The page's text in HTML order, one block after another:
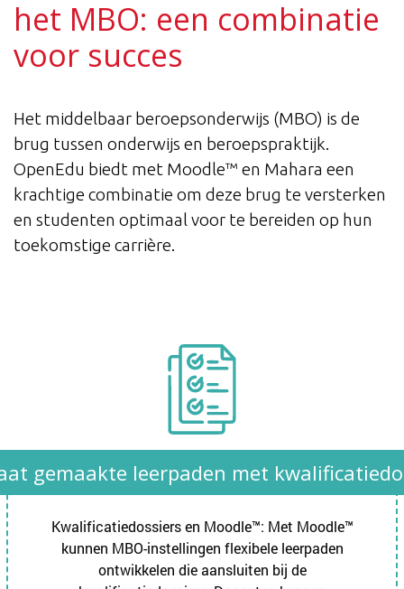
het MBO: een combinatie
voor succes ​
Het middelbaar beroepsonderwijs (MBO) is de
brug tussen onderwijs en beroepspraktijk.
OpenEdu biedt met Moodle™ en Mahara een
krachtige combinatie om deze brug te versterken
en studenten optimaal voor te bereiden op hun
toekomstige carrière.
gemaakte leerpaden met
Kwalificatiedossiers en Moodle™: Met Moodle™
kunnen MBO-instellingen flexibele leerpaden
ontwikkelen die aansluiten bij de